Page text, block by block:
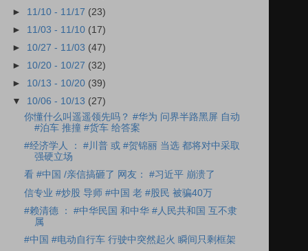
► 11/10 - 11/17 (23)
► 11/03 - 11/10 (17)
► 10/27 - 11/03 (47)
► 10/20 - 10/27 (32)
► 10/13 - 10/20 (39)
▼ 10/06 - 10/13 (27)
你懂什么叫遥遥领先吗？ #华为 问界半路黑屏 自动
#泊车 推撞 #货车 给答案
#经济学人 ： #川普 或 #贺锦丽 当选 都将对中采取
强硬立场
看 #中国 /亲信搞砸了 网友： #习近平 崩溃了
信专业 #炒股 导师 #中国 老 #股民 被骗40万
#赖清德 ： #中华民国 和中华 #人民共和国 互不隶
属
#中国 #电动自行车 行驶中突然起火 瞬间只剩框架